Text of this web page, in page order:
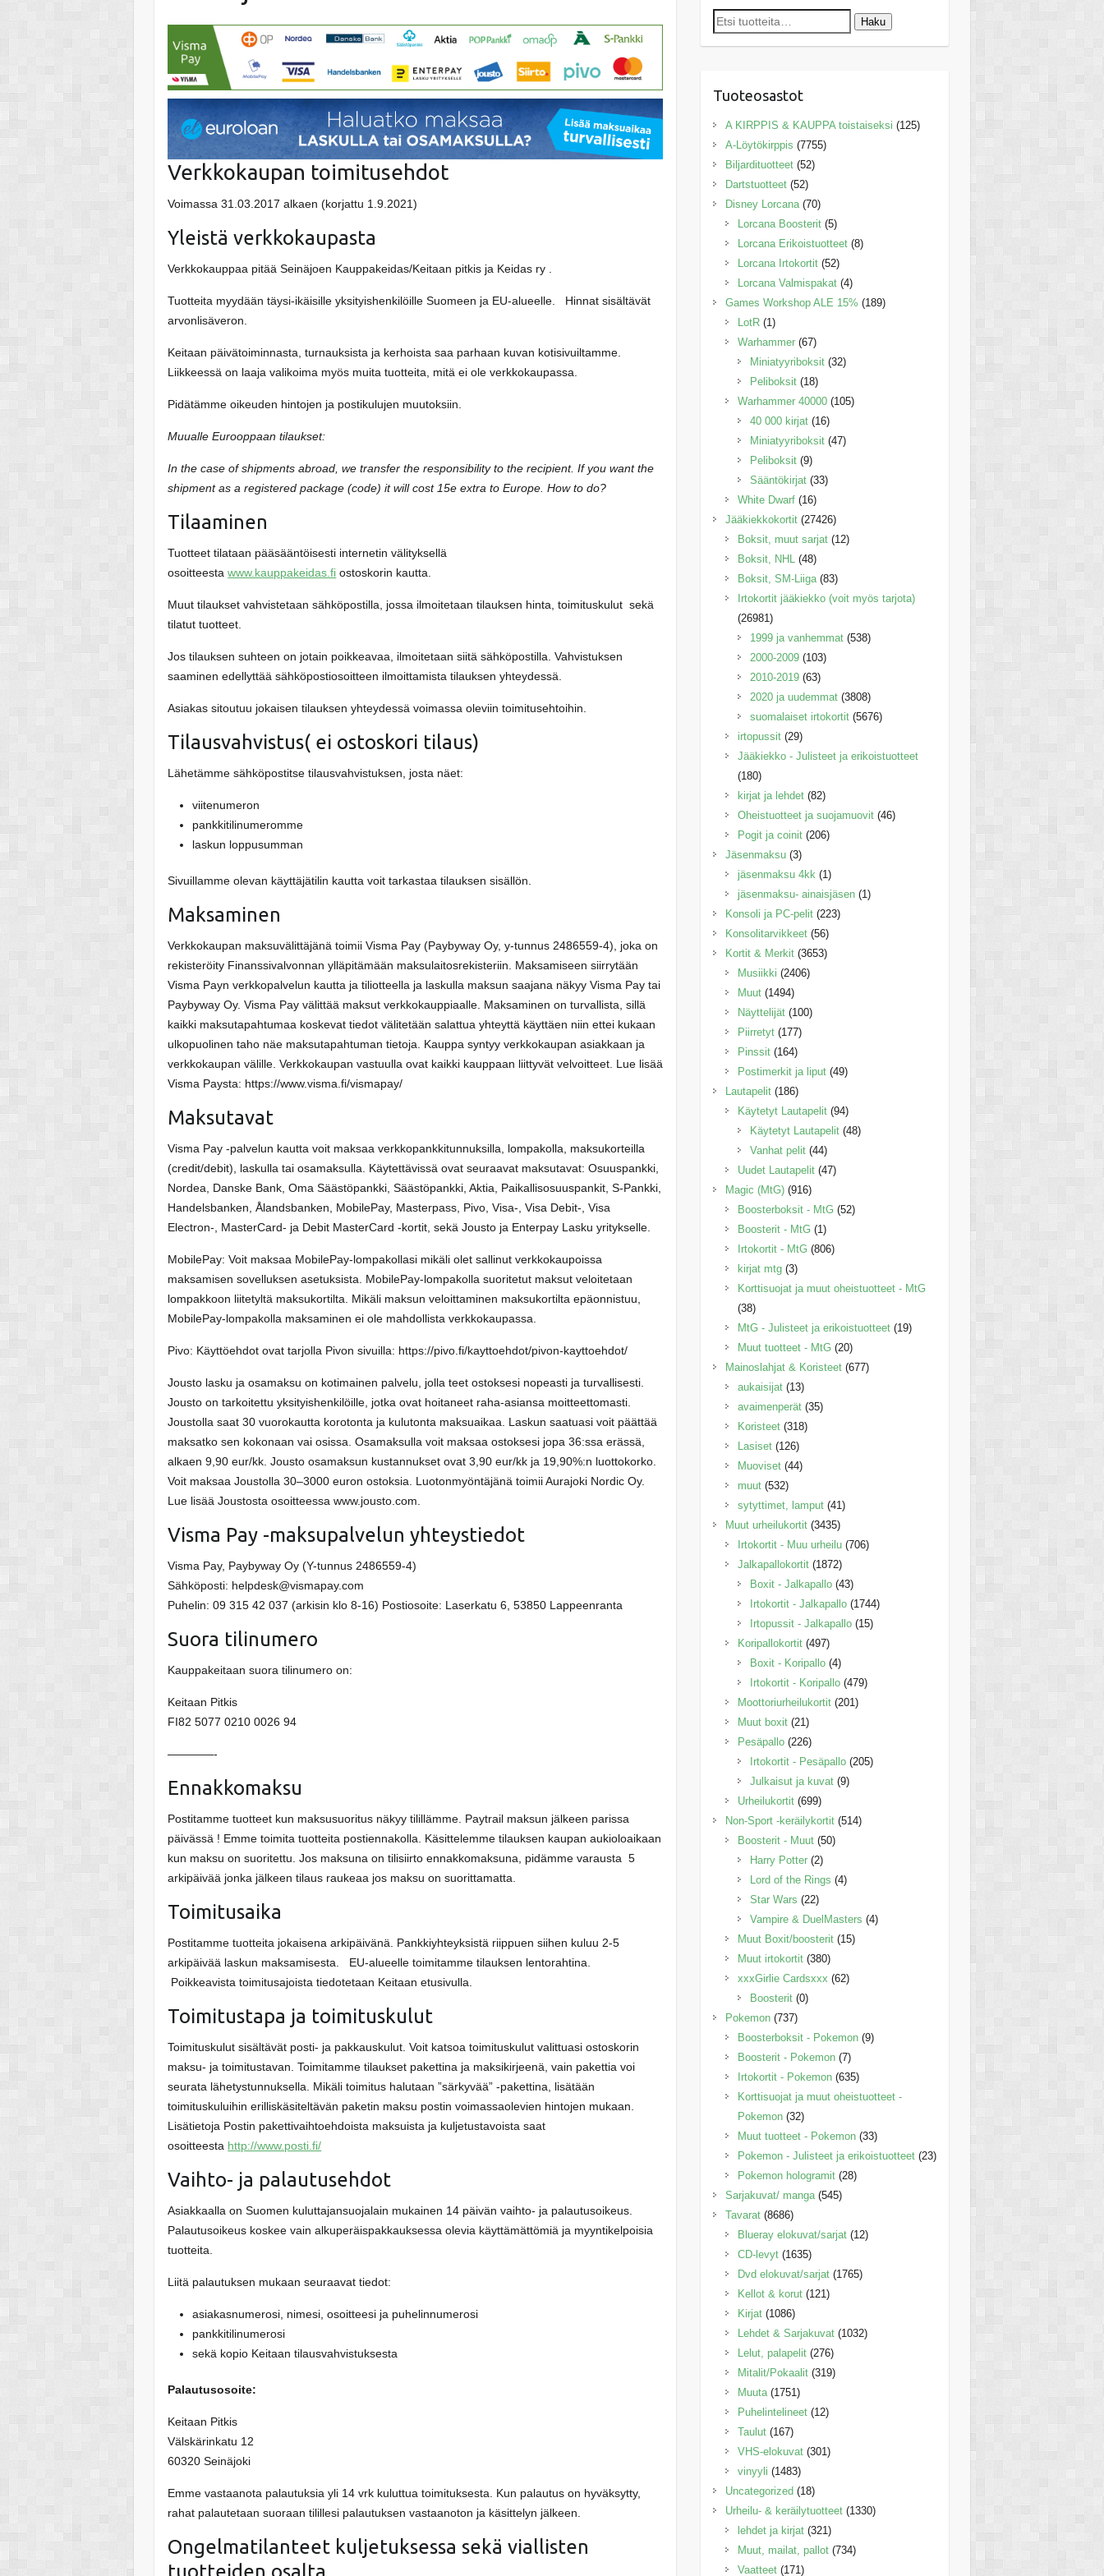
Verkkokaupan toimitusehdot
Voimassa 31.03.2017 alkaen (korjattu 1.9.2021)
Yleistä verkkokaupasta
Verkkokauppaa pitää Seinäjoen Kauppakeidas/Keitaan pitkis ja Keidas ry .
Tuotteita myydään täysi-ikäisille yksityishenkilöille Suomeen ja EU-alueelle. Hinnat sisältävät
arvonlisäveron.
Keitaan päivätoiminnasta, turnauksista ja kerhoista saa parhaan kuvan kotisivuiltamme.
Liikkeessä on laaja valikoima myös muita tuotteita, mitä ei ole verkkokaupassa.
Pidätämme oikeuden hintojen ja postikulujen muutoksiin.
Muualle Eurooppaan tilaukset:
In the case of shipments abroad, we transfer the responsibility to the recipient. If you want the
shipment as a registered package (code) it will cost 15e extra to Europe. How to do?
Tilaaminen
Tuotteet tilataan pääsääntöisesti internetin välityksellä
osoitteestawww.kauppakeidas.fi ostoskorin kautta.
Muut tilaukset vahvistetaan sähköpostilla, jossa ilmoitetaan tilauksen hinta, toimituskulut sekä
tilatut tuotteet.
Jos tilauksen suhteen on jotain poikkeavaa, ilmoitetaan siitä sähköpostilla. Vahvistuksen
saaminen edellyttää sähköpostiosoitteen ilmoittamista tilauksen yhteydessä.
Asiakas sitoutuu jokaisen tilauksen yhteydessä voimassa oleviin toimitusehtoihin.
Tilausvahvistus( ei ostoskori tilaus)
Lähetämme sähköpostitse tilausvahvistuksen, josta näet:
viitenumeron
pankkitilinumeromme
laskun loppusumman
Sivuillamme olevan käyttäjätilin kautta voit tarkastaa tilauksen sisällön.
Maksaminen
Verkkokaupan maksuvälittäjänä toimii Visma Pay (Paybyway Oy, y-tunnus 2486559-4), joka on
rekisteröity Finanssivalvonnan ylläpitämään maksulaitosrekisteriin. Maksamiseen siirrytään
Visma Payn verkkopalvelun kautta ja tiliotteella ja laskulla maksun saajana näkyy Visma Pay tai
Paybyway Oy. Visma Pay välittää maksut verkkokauppiaalle. Maksaminen on turvallista, sillä
kaikki maksutapahtumaa koskevat tiedot välitetään salattua yhteyttä käyttäen niin ettei kukaan
ulkopuolinen taho näe maksutapahtuman tietoja. Kauppa syntyy verkkokaupan asiakkaan ja
verkkokaupan välille. Verkkokaupan vastuulla ovat kaikki kauppaan liittyvät velvoitteet. Lue lisää
Visma Paysta: https://www.visma.fi/vismapay/
Maksutavat
Visma Pay -palvelun kautta voit maksaa verkkopankkitunnuksilla, lompakolla, maksukorteilla
(credit/debit), laskulla tai osamaksulla. Käytettävissä ovat seuraavat maksutavat: Osuuspankki,
Nordea, Danske Bank, Oma Säästöpankki, Säästöpankki, Aktia, Paikallisosuuspankit, S-Pankki,
Handelsbanken, Ålandsbanken, MobilePay, Masterpass, Pivo, Visa-, Visa Debit-, Visa
Electron-, MasterCard- ja Debit MasterCard -kortit, sekä Jousto ja Enterpay Lasku yritykselle.
MobilePay: Voit maksaa MobilePay-lompakollasi mikäli olet sallinut verkkokaupoissa
maksamisen sovelluksen asetuksista. MobilePay-lompakolla suoritetut maksut veloitetaan
lompakkoon liitetyltä maksukortilta. Mikäli maksun veloittaminen maksukortilta epäonnistuu,
MobilePay-lompakolla maksaminen ei ole mahdollista verkkokaupassa.
Pivo: Käyttöehdot ovat tarjolla Pivon sivuilla: https://pivo.fi/kayttoehdot/pivon-kayttoehdot/
Jousto lasku ja osamaksu on kotimainen palvelu, jolla teet ostoksesi nopeasti ja turvallisesti.
Jousto on tarkoitettu yksityishenkilöille, jotka ovat hoitaneet raha-asiansa moitteettomasti.
Joustolla saat 30 vuorokautta korotonta ja kulutonta maksuaikaa. Laskun saatuasi voit päättää
maksatko sen kokonaan vai osissa. Osamaksulla voit maksaa ostoksesi jopa 36:ssa erässä,
alkaen 9,90 eur/kk. Jousto osamaksun kustannukset ovat 3,90 eur/kk ja 19,90%:n luottokorko.
Voit maksaa Joustolla 30–3000 euron ostoksia. Luotonmyöntäjänä toimii Aurajoki Nordic Oy.
Lue lisää Joustosta osoitteessa www.jousto.com.
Visma Pay -maksupalvelun yhteystiedot
Visma Pay, Paybyway Oy (Y-tunnus 2486559-4)
Sähköposti: helpdesk@vismapay.com
Puhelin: 09 315 42 037 (arkisin klo 8-16) Postiosoite: Laserkatu 6, 53850 Lappeenranta
Suora tilinumero
Kauppakeitaan suora tilinumero on:
Keitaan Pitkis
FI82 5077 0210 0026 94
————-
Ennakkomaksu
Postitamme tuotteet kun maksusuoritus näkyy tilillämme. Paytrail maksun jälkeen parissa
päivässä ! Emme toimita tuotteita postiennakolla. Käsittelemme tilauksen kaupan aukioloaikaan
kun maksu on suoritettu. Jos maksuna on tilisiirto ennakkomaksuna, pidämme varausta 5
arkipäivää jonka jälkeen tilaus raukeaa jos maksu on suorittamatta.
Toimitusaika
Postitamme tuotteita jokaisena arkipäivänä. Pankkiyhteyksistä riippuen siihen kuluu 2-5
arkipäivää laskun maksamisesta. EU-alueelle toimitamme tilauksen lentorahtina.
Poikkeavista toimitusajoista tiedotetaan Keitaan etusivulla.
Toimitustapa ja toimituskulut
Toimituskulut sisältävät posti- ja pakkauskulut. Voit katsoa toimituskulut valittuasi ostoskorin
maksu- ja toimitustavan. Toimitamme tilaukset pakettina ja maksikirjeenä, vain pakettia voi
seurata lähetystunnuksella. Mikäli toimitus halutaan ”särkyvää” -pakettina, lisätään
toimituskuluihin erilliskäsiteltävän paketin maksu postin voimassaolevien hintojen mukaan.
Lisätietoja Postin pakettivaihtoehdoista maksuista ja kuljetustavoista saat
osoitteesta http://www.posti.fi/
Vaihto- ja palautusehdot
Asiakkaalla on Suomen kuluttajansuojalain mukainen 14 päivän vaihto- ja palautusoikeus.
Palautusoikeus koskee vain alkuperäispakkauksessa olevia käyttämättömiä ja myyntikelpoisia
tuotteita.
Liitä palautuksen mukaan seuraavat tiedot:
asiakasnumerosi, nimesi, osoitteesi ja puhelinnumerosi
pankkitilinumerosi
sekä kopio Keitaan tilausvahvistuksesta
Palautusosoite:
Keitaan Pitkis
Välskärinkatu 12
60320 Seinäjoki
Emme vastaanota palautuksia yli 14 vrk kuluttua toimituksesta. Kun palautus on hyväksytty,
rahat palautetaan suoraan tilillesi palautuksen vastaanoton ja käsittelyn jälkeen.
Ongelmatilanteet kuljetuksessa sekä viallisten
tuotteiden osalta
Etsi: Haku
Tuoteosastot
A KIRPPIS & KAUPPA toistaiseksi (125)
A-Löytökirppis (7755)
Biljardituotteet (52)
Dartstuotteet (52)
Disney Lorcana (70)
Lorcana Boosterit (5)
Lorcana Erikoistuotteet (8)
Lorcana Irtokortit (52)
Lorcana Valmispakat (4)
Games Workshop ALE 15% (189)
LotR (1)
Warhammer (67)
Miniatyyriboksit (32)
Peliboksit (18)
Warhammer 40000 (105)
40 000 kirjat (16)
Miniatyyriboksit (47)
Peliboksit (9)
Sääntökirjat (33)
White Dwarf (16)
Jääkiekkokortit (27426)
Boksit, muut sarjat (12)
Boksit, NHL (48)
Boksit, SM-Liiga (83)
Irtokortit jääkiekko (voit myös tarjota)
(26981)
1999 ja vanhemmat (538)
2000-2009 (103)
2010-2019 (63)
2020 ja uudemmat (3808)
suomalaiset irtokortit (5676)
irtopussit (29)
Jääkiekko - Julisteet ja erikoistuotteet
(180)
kirjat ja lehdet (82)
Oheistuotteet ja suojamuovit (46)
Pogit ja coinit (206)
Jäsenmaksu (3)
jäsenmaksu 4kk (1)
jäsenmaksu- ainaisjäsen (1)
Konsoli ja PC-pelit (223)
Konsolitarvikkeet (56)
Kortit & Merkit (3653)
Musiikki (2406)
Muut (1494)
Näyttelijät (100)
Piirretyt (177)
Pinssit (164)
Postimerkit ja liput (49)
Lautapelit (186)
Käytetyt Lautapelit (94)
Käytetyt Lautapelit (48)
Vanhat pelit (44)
Uudet Lautapelit (47)
Magic (MtG) (916)
Boosterboksit - MtG (52)
Boosterit - MtG (1)
Irtokortit - MtG (806)
kirjat mtg (3)
Korttisuojat ja muut oheistuotteet - MtG
(38)
MtG - Julisteet ja erikoistuotteet (19)
Muut tuotteet - MtG (20)
Mainoslahjat & Koristeet (677)
aukaisijat (13)
avaimenperät (35)
Koristeet (318)
Lasiset (126)
Muoviset (44)
muut (532)
sytyttimet, lamput (41)
Muut urheilukortit (3435)
Irtokortit - Muu urheilu (706)
Jalkapallokortit (1872)
Boxit - Jalkapallo (43)
Irtokortit - Jalkapallo (1744)
Irtopussit - Jalkapallo (15)
Koripallokortit (497)
Boxit - Koripallo (4)
Irtokortit - Koripallo (479)
Moottoriurheilukortit (201)
Muut boxit (21)
Pesäpallo (226)
Irtokortit - Pesäpallo (205)
Julkaisut ja kuvat (9)
Urheilukortit (699)
Non-Sport -keräilykortit (514)
Boosterit - Muut (50)
Harry Potter (2)
Lord of the Rings (4)
Star Wars (22)
Vampire & DuelMasters (4)
Muut Boxit/boosterit (15)
Muut irtokortit (380)
xxxGirlie Cardsxxx (62)
Boosterit (0)
Pokemon (737)
Boosterboksit - Pokemon (9)
Boosterit - Pokemon (7)
Irtokortit - Pokemon (635)
Korttisuojat ja muut oheistuotteet -
Pokemon (32)
Muut tuotteet - Pokemon (33)
Pokemon - Julisteet ja erikoistuotteet (23)
Pokemon hologramit (28)
Sarjakuvat/ manga (545)
Tavarat (8686)
Blueray elokuvat/sarjat (12)
CD-levyt (1635)
Dvd elokuvat/sarjat (1765)
Kellot & korut (121)
Kirjat (1086)
Lehdet & Sarjakuvat (1032)
Lelut, palapelit (276)
Mitalit/Pokaalit (319)
Muuta (1751)
Puhelintelineet (12)
Taulut (167)
VHS-elokuvat (301)
vinyyli (1483)
Uncategorized (18)
Urheilu- & keräilytuotteet (1330)
lehdet ja kirjat (321)
Muut, mailat, pallot (734)
Vaatteet (171)